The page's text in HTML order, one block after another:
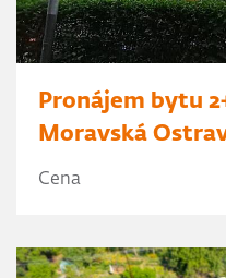
Pronájem bytu
Moravská
Cena